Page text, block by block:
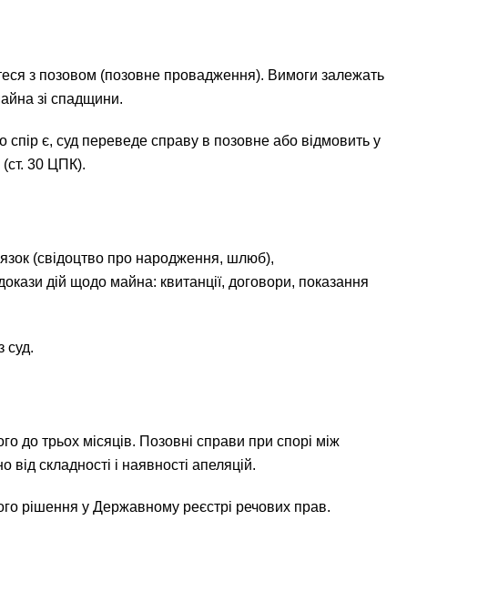
з позовом (позовне провадження). Вимоги залежать
зі спадщини.
є, суд переведе справу в позовне або відмовить у
(ст. 30 ЦПК).
(свідоцтво про народження, шлюб),
дій щодо майна: квитанції, договори, показання
суд.
до трьох місяців. Позовні справи при спорі між
складності і наявності апеляцій.
рішення у Державному реєстрі речових прав.